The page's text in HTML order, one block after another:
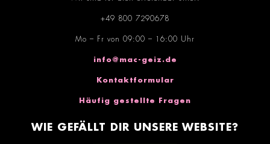
+49 800 7290678
Mo – Fr von 09:00 – 16:00 Uhr
info@mac-geiz.de
Kontaktformular
Häufig gestellte Fragen
WIE GEFÄLLT DIR UNSERE WEBSITE?